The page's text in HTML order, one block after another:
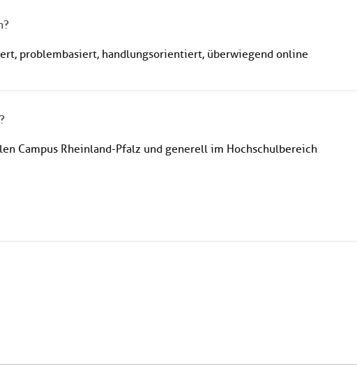
problembasiert, handlungsorientiert, überwiegend online
Campus Rheinland-Pfalz und generell im Hochschulbereich